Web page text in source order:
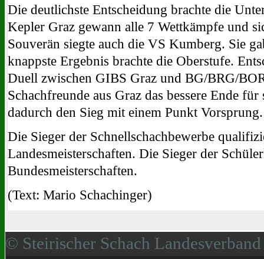
Die deutlichste Entscheidung brachte die
Kepler Graz gewann alle 7 Wettkämpfe und
Souverän siegte auch die VS Kumberg. Sie
knappste Ergebnis brachte die Oberstufe.
Duell zwischen GIBS Graz und BG/BRG/
Schachfreunde aus Graz das bessere Ende
dadurch den Sieg mit einem Punkt Vorsprung.
Die Sieger der Schnellschachbewerbe
Landesmeisterschaften. Die Sieger der
Bundesmeisterschaften.
(Text: Mario Schachinger)
© Steirischer Schach Landesverband